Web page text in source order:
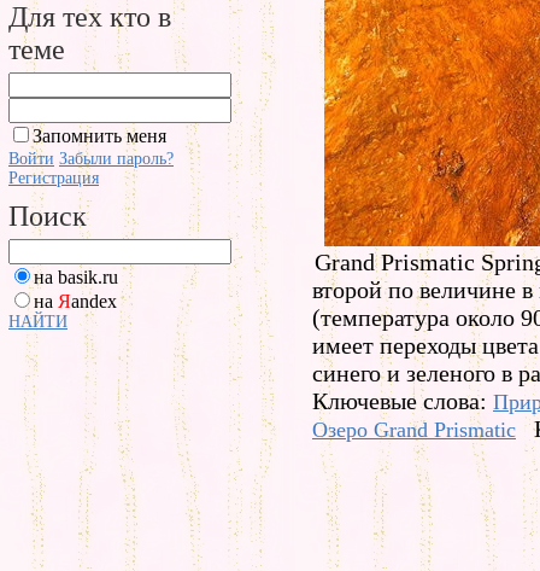
Для тех кто в
теме
Запомнить меня
Войти Забыли пароль?
Регистрация
Поиск
на basik.ru
на Яandex
НАЙТИ
Grand Prismatic
второй по величине
(температура около
имеет переходы
синего и зеленого в
Ключевые слова:
Озеро Grand Prismatic